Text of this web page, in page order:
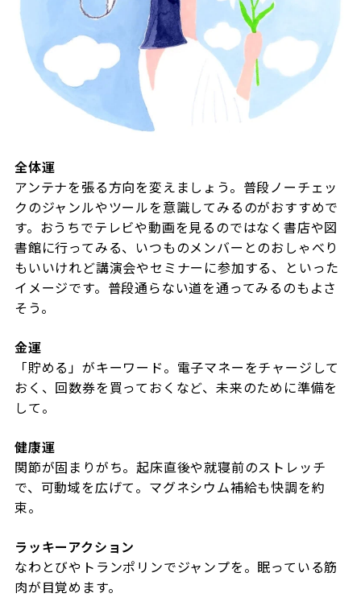
全体運
アンテナを張る方向を変えましょう。普段ノーチェッ
クのジャンルやツールを意識してみるのがおすすめで
す。おうちでテレビや動画を見るのではなく書店や図
書館に行ってみる、いつものメンバーとのおしゃべり
もいいけれど講演会やセミナーに参加する、といった
イメージです。普段通らない道を通ってみるのもよさ
そう。
金運
「貯める」がキーワード。電子マネーをチャージして
おく、回数券を買っておくなど、未来のために準備を
して。
健康運
関節が固まりがち。起床直後や就寝前のストレッチ
で、可動域を広げて。マグネシウム補給も快調を約
束。
ラッキーアクション
なわとびやトランポリンでジャンプを。眠っている筋
肉が目覚めます。